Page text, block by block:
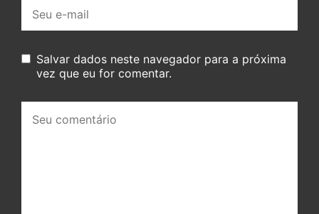
mail:
Salvar dados neste navegador para a próxima
vez que eu for comentar.
comentário: